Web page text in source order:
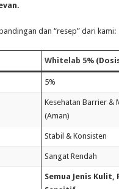
dan “resep” dari kami:
Whitelab 5%
5%
Kesehatan Barrier &
(Aman)
Stabil & Konsisten
Sangat Rendah
Semua Jenis Kulit,